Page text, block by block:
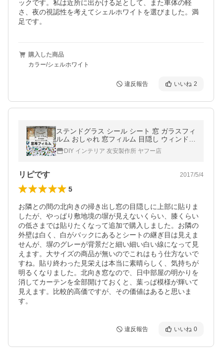
ックです。私は近所に出かける足として、また車体の軽
さ、夜の視認性を考えてシェルホワイトを選びました。満
足です。
購入した商品
カラー/シェルホワイト
違反報告 いいね 2
ステンドグラス シール シート 窓 ガラスフィ
ルム おしゃれ 窓フィルム 目隠し ウィンドウ
フィルム アクアリウム CSZ
DIY インテリア 友安製作所 ヤフー店
リピです 2017/5/4
5
お隣との間の北向きの掃き出し窓の目隠しに上部に貼りま
したが、やっぱり敷地境の塀が見えないくらい、膝くらい
の低さまでは貼りたくなって追加で購入しました。お隣の
外壁は白く、白がバックにあるとシートの継ぎ目は見えま
せんが、塀のグレーが背景だと細い細い白い線になって見
えます。大サイズの商品が無いのでこれはもう仕方ないで
すね。貼り終わった見栄えは本当に素晴らしく、気持ちが
明るくなりました。北向き窓なので、日中部屋の明かりを
消してカーテンを全部開けておくと、葉っぱ模様が輝いて
見えます。比較的高価ですが、その価値はあると思いま
す。
違反報告 いいね 0